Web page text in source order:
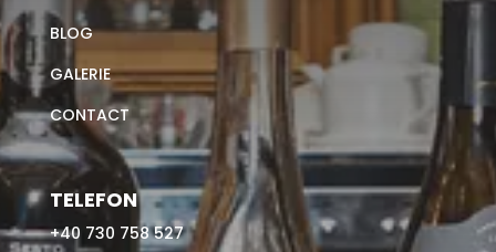
BLOG
GALERIE
CONTACT
TELEFON
+40 730 758 527